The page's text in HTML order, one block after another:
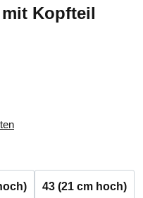
Kopfteil
43 (21 cm hoch)